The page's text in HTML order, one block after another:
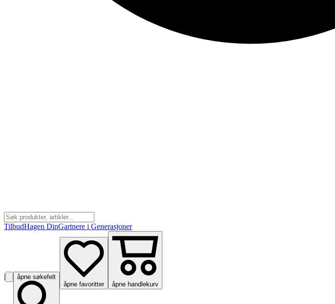
TilbudHagen DinGartnere i Generasjoner
|
åpne søkefelt
åpne favoritter
åpne handlekurv